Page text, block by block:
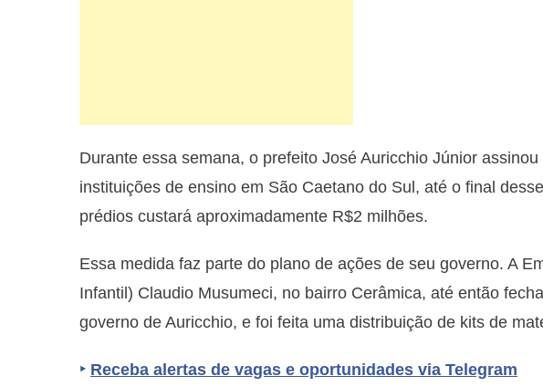
Durante essa semana, o prefeito José Auricchio Júnior
instituições de ensino em São Caetano do Sul, até o final
prédios custará aproximadamente R$2 milhões.
Essa medida faz parte do plano de ações de seu governo. A
Infantil) Claudio Musumeci, no bairro Cerâmica, até então
governo de Auricchio, e foi feita uma distribuição de kits de
‣ Receba alertas de vagas e oportunidades via Telegram